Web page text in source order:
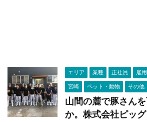
エリア 業種 正社員 雇
宮崎 ペット・動物 その他
山間の麓で豚さん
か。株式会社ピッ